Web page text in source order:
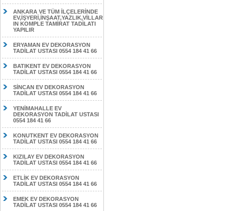
ANKARA VE TÜM İLÇELERİNDE
EV,İŞYERİ,İNŞAAT,YAZLIK,VİLLAR
IN KOMPLE TAMİRAT TADİLATI
YAPILIR
ERYAMAN EV DEKORASYON
TADİLAT USTASI 0554 184 41 66
BATIKENT EV DEKORASYON
TADİLAT USTASI 0554 184 41 66
SİNCAN EV DEKORASYON
TADİLAT USTASI 0554 184 41 66
YENİMAHALLE EV
DEKORASYON TADİLAT USTASI
0554 184 41 66
KONUTKENT EV DEKORASYON
TADİLAT USTASI 0554 184 41 66
KIZILAY EV DEKORASYON
TADİLAT USTASI 0554 184 41 66
ETLİK EV DEKORASYON
TADİLAT USTASI 0554 184 41 66
EMEK EV DEKORASYON
TADİLAT USTASI 0554 184 41 66